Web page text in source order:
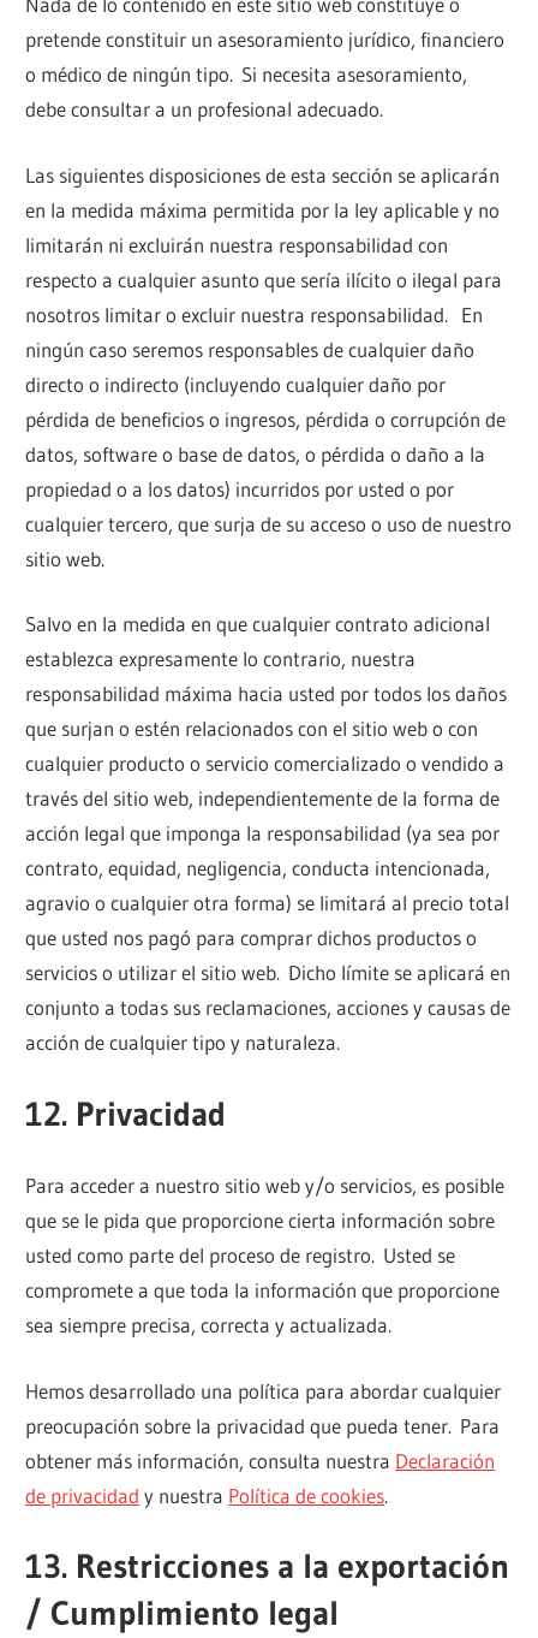
pretende constituir un asesoramiento jurídico, financiero
o médico de ningún tipo. Si necesita asesoramiento,
debe consultar a un profesional adecuado.
Las siguientes disposiciones de esta sección se aplicarán
en la medida máxima permitida por la ley aplicable y no
limitarán ni excluirán nuestra responsabilidad con
respecto a cualquier asunto que sería ilícito o ilegal para
nosotros limitar o excluir nuestra responsabilidad. En
ningún caso seremos responsables de cualquier daño
directo o indirecto (incluyendo cualquier daño por
pérdida de beneficios o ingresos, pérdida o corrupción de
datos, software o base de datos, o pérdida o daño a la
propiedad o a los datos) incurridos por usted o por
cualquier tercero, que surja de su acceso o uso de nuestro
sitio web.
Salvo en la medida en que cualquier contrato adicional
establezca expresamente lo contrario, nuestra
responsabilidad máxima hacia usted por todos los daños
que surjan o estén relacionados con el sitio web o con
cualquier producto o servicio comercializado o vendido a
través del sitio web, independientemente de la forma de
acción legal que imponga la responsabilidad (ya sea por
contrato, equidad, negligencia, conducta intencionada,
agravio o cualquier otra forma) se limitará al precio total
que usted nos pagó para comprar dichos productos o
servicios o utilizar el sitio web. Dicho límite se aplicará en
conjunto a todas sus reclamaciones, acciones y causas de
acción de cualquier tipo y naturaleza.
12. Privacidad
Para acceder a nuestro sitio web y/o servicios, es posible
que se le pida que proporcione cierta información sobre
usted como parte del proceso de registro. Usted se
compromete a que toda la información que proporcione
sea siempre precisa, correcta y actualizada.
Hemos desarrollado una política para abordar cualquier
preocupación sobre la privacidad que pueda tener. Para
obtener más información, consulta nuestra Declaración
de privacidad y nuestra Política de cookies.
13. Restricciones a la exportación
/ Cumplimiento legal